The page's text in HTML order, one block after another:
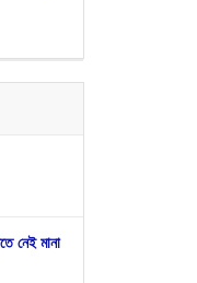
নেই মানা